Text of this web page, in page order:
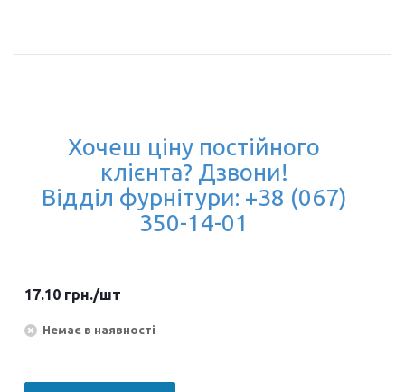
Хочеш ціну постійного
клієнта? Дзвони!
Відділ фурнітури: +38 (067)
350-14-01
17.10 грн./шт
Немає в наявності